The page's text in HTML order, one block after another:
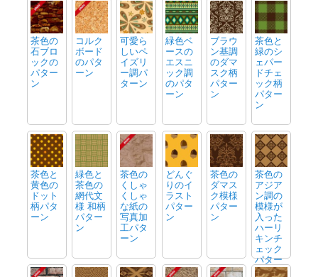
茶色の
石ブロ
ックの
パター
ン
コルク
ボード
のパタ
ーン
可愛ら
しいペ
イズリ
ー調パ
ターン
緑色ベ
ースの
エスニ
ック調
のパタ
ーン
ブラウ
ン基調
のダマ
スク柄
パター
ン
茶色と
緑のシ
ェパー
ドチェ
ック柄
パター
ン
茶色と
黄色の
ドット
柄パタ
ーン
緑色と
茶色の
網代文
様 和柄
パター
ン
茶色の
くしゃ
くしゃ
な紙の
写真加
工パタ
ーン
どんぐ
りのイ
ラスト
パター
ン
茶色の
ダマス
ク模様
パター
ン
茶色の
アジア
ン調の
模様が
入った
ハーリ
キンチ
ェック
パター
ン